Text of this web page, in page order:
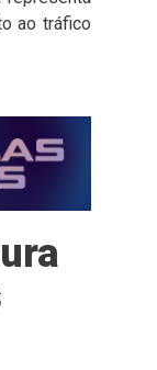
ao tráfico